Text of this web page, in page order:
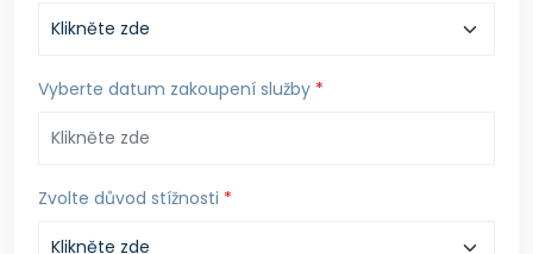
Vyberte datum zakoupení služby *
Zvolte důvod stížnosti *